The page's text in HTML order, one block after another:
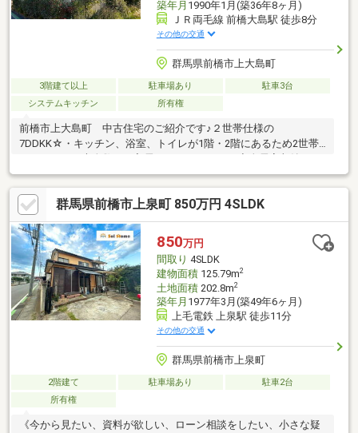
築年月 1990年1月(築36年8ヶ月)
ＪＲ両毛線 前橋大島駅 徒歩8分
その他の交通
群馬県前橋市上大島町
3階建て以上 駐車場あり
駐車3台
システムキッチン
所有権
前橋市上大島町 中古住宅のご紹介です♪２世帯仕様の
7DDKK☆・キッチン、浴室、トイレが1階・2階にあるため2世帯
ウォークインクローゼットもあり、お洋服が好きな方も綺麗に収
納できます♪◇日当たり良好南向きのため日当たり良好◎リビン
グも南向きのため明るい食卓です♪◇駅まで徒歩8分前橋大島まで
徒歩8分のため通学や通勤にも便利な立地です。◇車は3台駐車可
能◆◇◆中古戸建をお探しなら、LIXIL不動産ショップのトウショ
ウレックスへ◆◇◆トップクラスの情報量で、お客様の住まい探
しをサポート致します。
群馬県前橋市上泉町 850万円 4SLDK
850万円
間取り 4SLDK
建物面積125.79m2
土地面積202.8m2
築年月 1977年3月(築49年6ヶ月)
上毛電鉄 上泉駅 徒歩11分
その他の交通
群馬県前橋市上泉町
2階建て 駐車場あり
駐車2台
所有権
《今から見たい、資料が欲しい、ローン相談をしたい、小さな疑